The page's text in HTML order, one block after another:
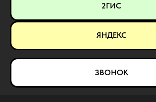
2ГИС
ЯНДЕКС
ЗВОНОК